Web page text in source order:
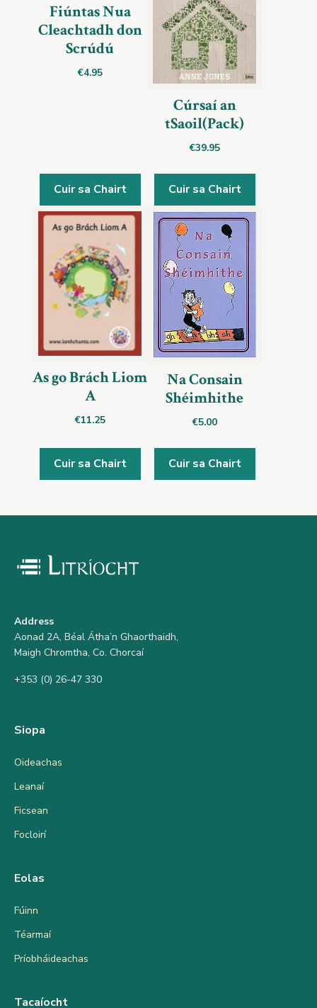
Fiúntas Nua
Cleachtadh don
Scrúdú
€4.95
Cuir sa Chairt
Cúrsaí an
tSaoil(Pack)
€39.95
Cuir sa Chairt
As go Brách Liom
A
€11.25
Cuir sa Chairt
Na Consain
Shéimhithe
€5.00
Cuir sa Chairt
Address
Aonad 2A, Béal Átha’n Ghaorthaidh,
Maigh Chromtha, Co. Chorcaí
+353 (0) 26-47 330
Siopa
Oideachas
Leanaí
Ficsean
Focloirí
Eolas
Fúinn
Téarmaí
Príobháideachas
Tacaíocht